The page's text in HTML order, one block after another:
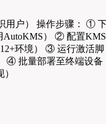
用户） 操作步骤： ①
AutoKMS） ② 配置KMS
环境） ③ 运行激活脚
④ 批量部署至终端设备